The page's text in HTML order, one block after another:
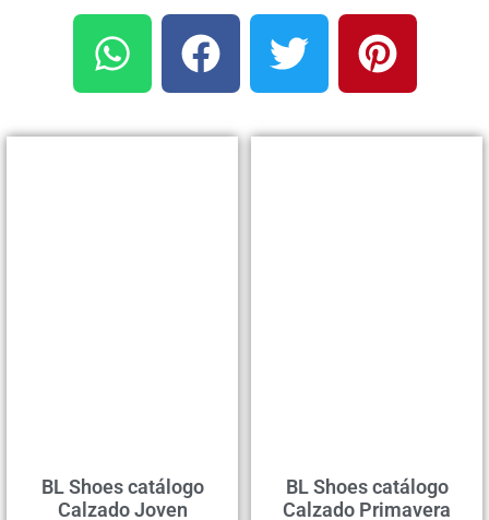
BL Shoes catálogo
Calzado Joven
BL Shoes catálogo
Calzado Primavera